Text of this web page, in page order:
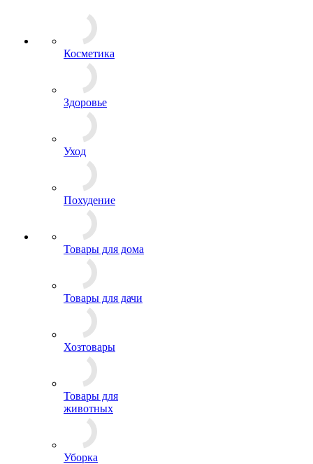
Косметика
Здоровье
Уход
Похудение
Товары для дома
Товары для дачи
Хозтовары
Товары для
животных
Уборка